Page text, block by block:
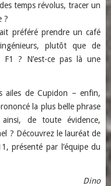
temps révolus, tracer un
?
préféré prendre un café
plutôt que de
? N’est-ce pas là une
ailes de Cupidon – enfin,
la plus belle phrase
de toute évidence,
? Découvrez le lauréat de
présenté par l’équipe du
Dino